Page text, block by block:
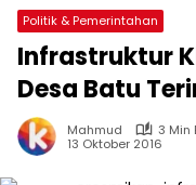
Politik & Pemerintahan
Infrastruktur
Desa Batu
Mahmud
3 Min
13 Oktober 2016